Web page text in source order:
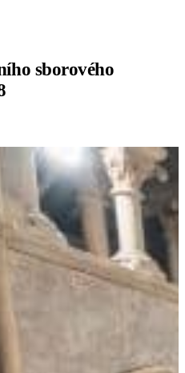
sborového